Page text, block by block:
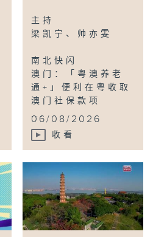
主持
梁凯宁、帅亦雯
南北快闪
澳门：「粤澳养老
通+」便利在粤收取
澳门社保款项
...
06/08/2026
收看